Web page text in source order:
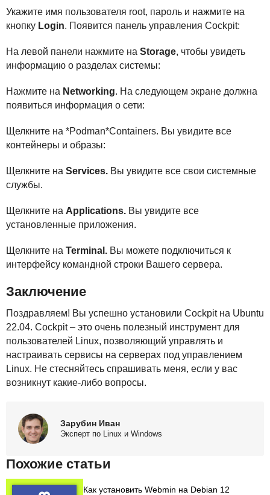
Укажите имя пользователя root, пароль и нажмите на
кнопку Login. Появится панель управления Cockpit:
На левой панели нажмите на Storage, чтобы увидеть
информацию о разделах системы:
Нажмите на Networking. На следующем экране должна
появиться информация о сети:
Щелкните на *Podman*Containers. Вы увидите все
контейнеры и образы:
Щелкните на Services. Вы увидите все свои системные
службы.
Щелкните на Applications. Вы увидите все
установленные приложения.
Щелкните на Terminal. Вы можете подключиться к
интерфейсу командной строки Вашего сервера.
Заключение
Поздравляем! Вы успешно установили Cockpit на Ubuntu
22.04. Cockpit – это очень полезный инструмент для
пользователей Linux, позволяющий управлять и
настраивать сервисы на серверах под управлением
Linux. Не стесняйтесь спрашивать меня, если у вас
возникнут какие-либо вопросы.
Зарубин Иван
Эксперт по Linux и Windows
Похожие статьи
Как установить Webmin на Debian 12